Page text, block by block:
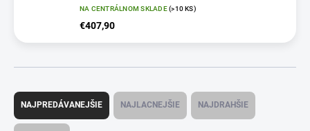
NA CENTRÁLNOM SKLADE(>10 KS)
€407,90
R
d
NAJPREDÁVANEJŠIE NAJLACNEJŠIE NAJDRAHŠIE